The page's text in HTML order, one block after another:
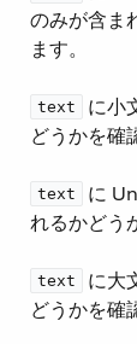
のみが含ま
ます。
text
に小
どうかを確
text
に
れるかどう
text
に大
どうかを確